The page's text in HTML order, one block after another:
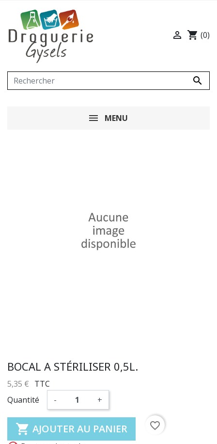

 shopping_cart (0)
MENU
BOCAL A STÉRILISER 0,5L.
5,35 € TTC
Quantité
- +
 AJOUTER AU PANIER
favorite_border